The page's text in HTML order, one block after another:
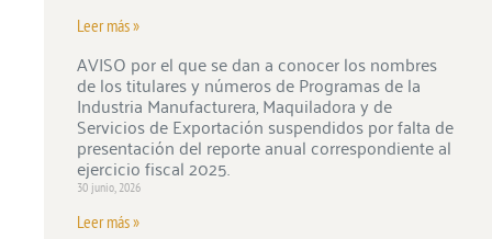
Leer más »
AVISO por el que se dan a conocer los nombres
de los titulares y números de Programas de la
Industria Manufacturera, Maquiladora y de
Servicios de Exportación suspendidos por falta de
presentación del reporte anual correspondiente al
ejercicio fiscal 2025.
30 junio, 2026
Leer más »